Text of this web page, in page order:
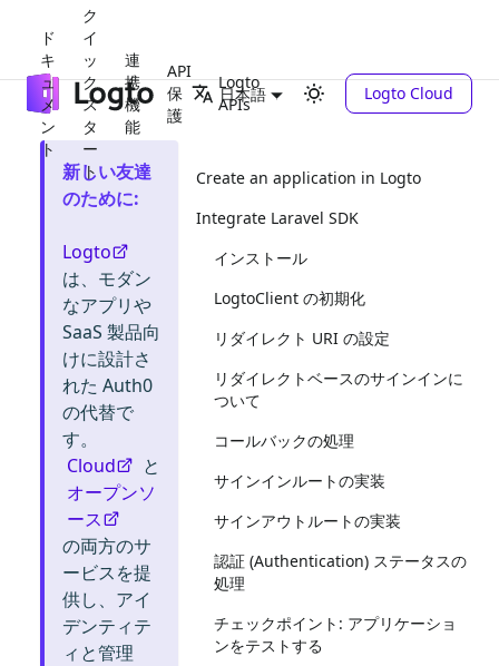
ド
キ
ュ
メ
ン
ト
ク
イ
ッ
ク
ス
タ
ー
ト
連
携
機
能
API
保
護
Logto
APIs
日本語 Logto Cloud
新しい友達
のために:
Logto
は、モダン
なアプリや
SaaS 製品向
けに設計さ
れた Auth0
の代替で
す。
Cloud
と
オープンソ
ース
の両方のサ
ービスを提
供し、アイ
デンティテ
ィと管理
Create an application in Logto
Integrate Laravel SDK
インストール
LogtoClient の初期化
リダイレクト URI の設定
リダイレクトベースのサインインに
ついて
コールバックの処理
サインインルートの実装
サインアウトルートの実装
認証 (Authentication) ステータスの
処理
チェックポイント: アプリケーショ
ンをテストする